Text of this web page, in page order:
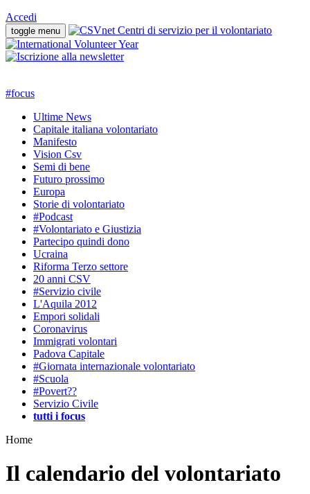
Accedi
toggle menu
#focus
Ultime News
Capitale italiana volontariato
Manifesto
Vision Csv
Semi di bene
Futuro prossimo
Europa
Storie di volontariato
#Podcast
#Volontariato e Giustizia
Partecipo quindi dono
Ucraina
Riforma Terzo settore
20 anni CSV
#Servizio civile
L'Aquila 2012
Empori solidali
Coronavirus
Immigrati volontari
Padova Capitale
#Giornata internazionale volontariato
#Scuola
#Povert??
Servizio Civile
tutti i focus
Home
Il calendario del volontariato